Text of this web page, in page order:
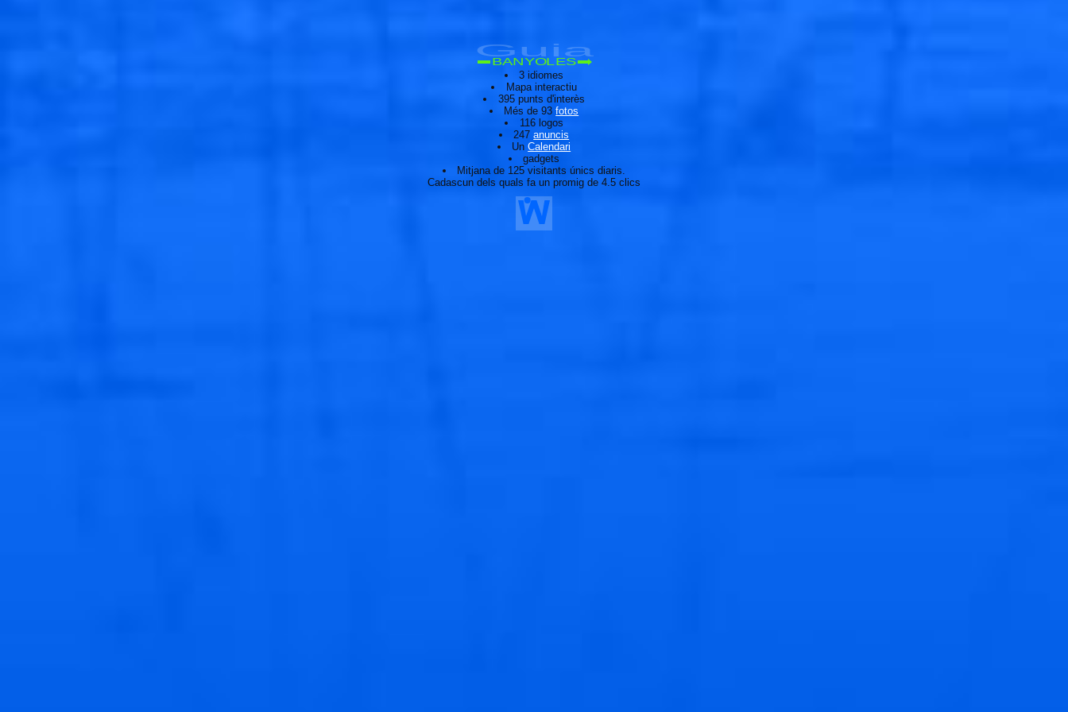
Guia
BANYOLES
3 idiomes
Mapa interactiu
395 punts d'interès
Més de 93fotos
116 logos
247anuncis
UnCalendari
gadgets
Mitjana de 125 visitants únics diaris.
Cadascun dels quals fa un promig de 4.5 clics